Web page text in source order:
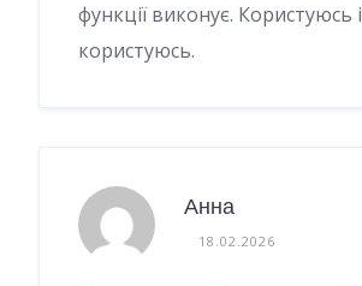
функції виконує. Користуюсь і
користуюсь.
Анна
18.02.2026